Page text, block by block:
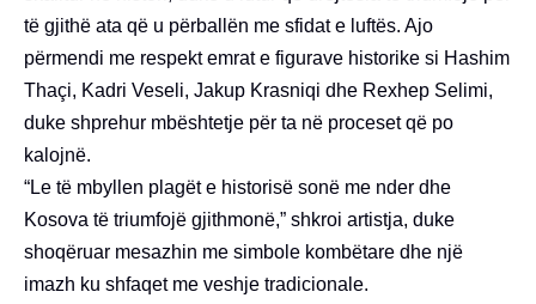
të gjithë ata që u përballën me sfidat e luftës. Ajo
përmendi me respekt emrat e figurave historike si Hashim
Thaçi, Kadri Veseli, Jakup Krasniqi dhe Rexhep Selimi,
duke shprehur mbështetje për ta në proceset që po
kalojnë.
“Le të mbyllen plagët e historisë sonë me nder dhe
Kosova të triumfojë gjithmonë,” shkroi artistja, duke
shoqëruar mesazhin me simbole kombëtare dhe një
imazh ku shfaqet me veshje tradicionale.